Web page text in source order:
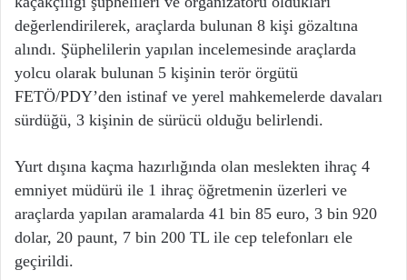
değerlendirilerek, araçlarda bulunan 8 kişi gözaltına
alındı. Şüphelilerin yapılan incelemesinde araçlarda
yolcu olarak bulunan 5 kişinin terör örgütü
FETÖ/PDY’den istinaf ve yerel mahkemelerde davaları
sürdüğü, 3 kişinin de sürücü olduğu belirlendi.
Yurt dışına kaçma hazırlığında olan meslekten ihraç 4
emniyet müdürü ile 1 ihraç öğretmenin üzerleri ve
araçlarda yapılan aramalarda 41 bin 85 euro, 3 bin 920
dolar, 20 paunt, 7 bin 200 TL ile cep telefonları ele
geçirildi.